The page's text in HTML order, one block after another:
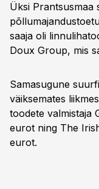
Üksi Prantsusmaa
saaja oli
Doux Group, mis
Samasugune
väiksemates
toodete valmistaja
eurot ning The
eurot.